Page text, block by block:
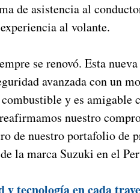
de asistencia al
al volante.
se renovó. Esta
avanzada con un
y es amigable
nuestro
de nuestro portafolio de
la marca Suzuki en el